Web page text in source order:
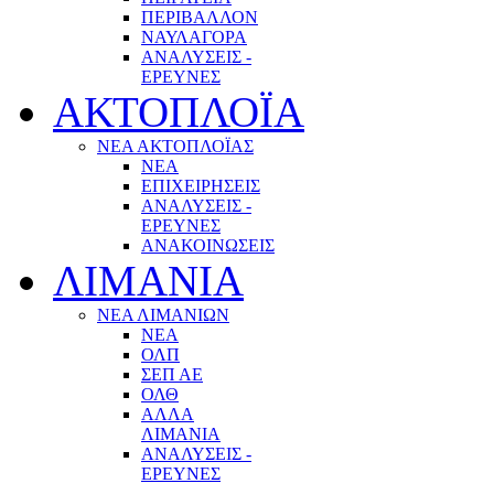
ΠΕΡΙΒΑΛΛΟΝ
ΝΑΥΛΑΓΟΡΑ
ΑΝΑΛΥΣΕΙΣ -
ΕΡΕΥΝΕΣ
ΑΚΤΟΠΛΟΪΑ
ΝΕΑ ΑΚΤΟΠΛΟΪΑΣ
ΝΕΑ
ΕΠΙΧΕΙΡΗΣΕΙΣ
ΑΝΑΛΥΣΕΙΣ -
ΕΡΕΥΝΕΣ
ΑΝΑΚΟΙΝΩΣΕΙΣ
ΛΙΜΑΝΙΑ
ΝΕΑ ΛΙΜΑΝΙΩΝ
ΝΕΑ
ΟΛΠ
ΣΕΠ ΑΕ
ΟΛΘ
ΑΛΛΑ
ΛΙΜΑΝΙΑ
ΑΝΑΛΥΣΕΙΣ -
ΕΡΕΥΝΕΣ